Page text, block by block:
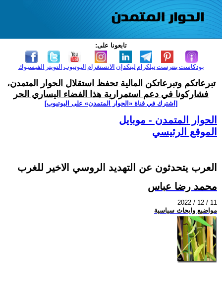
تابعونا على:
الفيسبوك التويتر اليوتيوب الانستغرام لينكدإن تيلكرامبنترست بودكاست
تبرعاتكم وتبرعاتكن المالية تحفظ استقلال الحوار المتمدن،
فشاركونا في دعم استمرارية هذا الفضاء اليساري الحر
[اشترك في قناة ‫«الحوار المتمدن» على اليوتيوب]
الحوار المتمدن - موبايل
الموقع الرئيسي
العرب يتحدثون عن التهديد الروسي الاخير للغرب
محمد رضا عباس
2022 / 12 / 11
مواضيع وابحاث سياسية